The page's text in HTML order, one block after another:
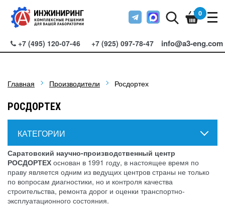
+7 (495) 120-07-46 +7 (925) 097-78-47 info@a3-eng.com
0
Главная Производители Росдортех
РОСДОРТЕХ
КАТЕГОРИИ
Саратовский научно-производственный центр
РОСДОРТЕХ основан в 1991 году, в настоящее время по
праву является одним из ведущих центров страны не только
по вопросам диагностики, но и контроля качества
строительства, ремонта дорог и оценки транспортно-
эксплуатационного состояния.